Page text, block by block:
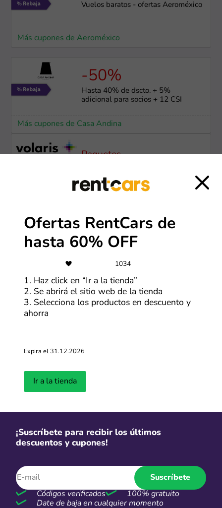
Vuelos baratos - ofertas Aeroméxico
Más cupones de Aeroméxico
-50%
Hasta 40% de dscto. + 5%
adicional para socios + 12 CSI
Más cupones de Casa Andina
Paquetes
-10%
Más cupones de RentingCarz
Más cupones de Rentcars.com
Oferta destacada
JetSmart - Club de Descuentos
Ofertas RentCars de
hasta 60% OFF
1034
1. Haz click en “Ir a la tienda”
2. Se abrirá el sitio web de la tienda
3. Selecciona los productos en descuento y
ahorra
Expira el 31.12.2026
Ir a la tienda
¡Suscríbete para recibir los últimos
descuentos y cupones!
Suscríbete
Códigos verificados
100% gratuito
Date de baja en cualquier momento